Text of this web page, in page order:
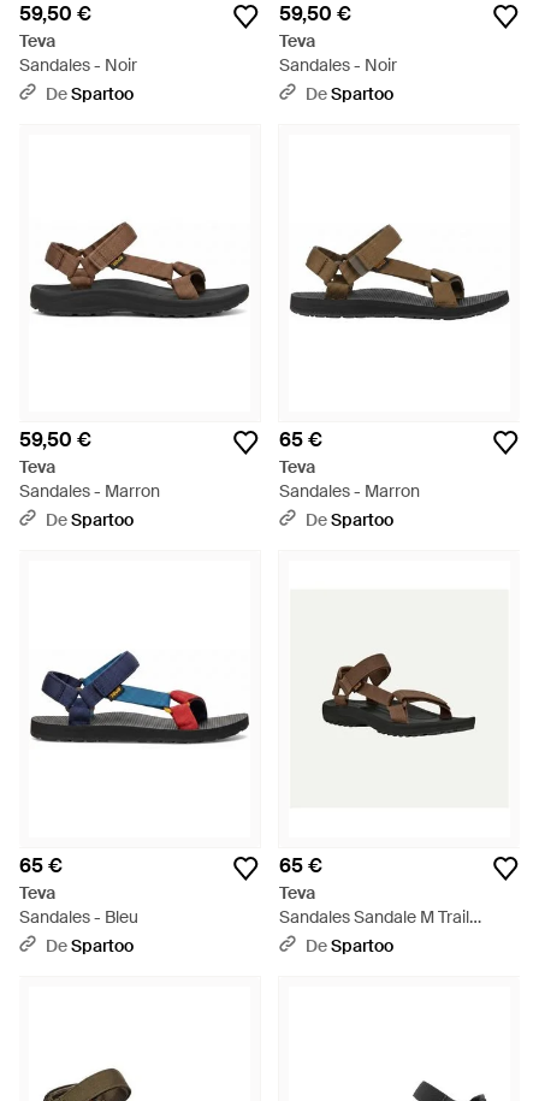
59,50 €
Teva
Sandales - Noir
DeSpartoo
59,50 €
Teva
Sandales - Noir
DeSpartoo
59,50 €
Teva
Sandales - Marron
DeSpartoo
65 €
Teva
Sandales - Marron
DeSpartoo
65 €
Teva
Sandales - Bleu
DeSpartoo
65 €
Teva
Sandales Sandale M Trail
Winsted - Blanc
DeSpartoo